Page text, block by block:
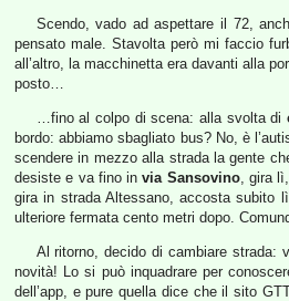
Scendo, vado ad aspettare il 72,
pensato male. Stavolta però mi faccio
all’altro, la macchinetta era davanti alla
posto…
…fino al colpo di scena: alla svolta di
bordo: abbiamo sbagliato bus? No, è
scendere in mezzo alla strada la gente
desiste e va fino invia Sansovino, gira
gira in strada Altessano, accosta subito
ulteriore fermata cento metri dopo.
Al ritorno, decido di cambiare strada:
novità! Lo si può inquadrare per
dell’app, e pure quella dice che il sito